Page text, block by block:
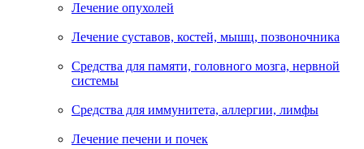
Лечение опухолей
Лечение суставов, костей, мышц, позвоночника
Средства для памяти, головного мозга, нервной
системы
Средства для иммунитета, аллергии, лимфы
Лечение печени и почек